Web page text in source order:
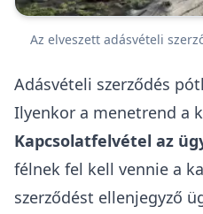
Az elveszett adásvételi
Adásvételi szerződés
Ilyenkor a menetrend a
Kapcsolatfelvétel az
félnek fel kell vennie a
szerződést ellenjegyző